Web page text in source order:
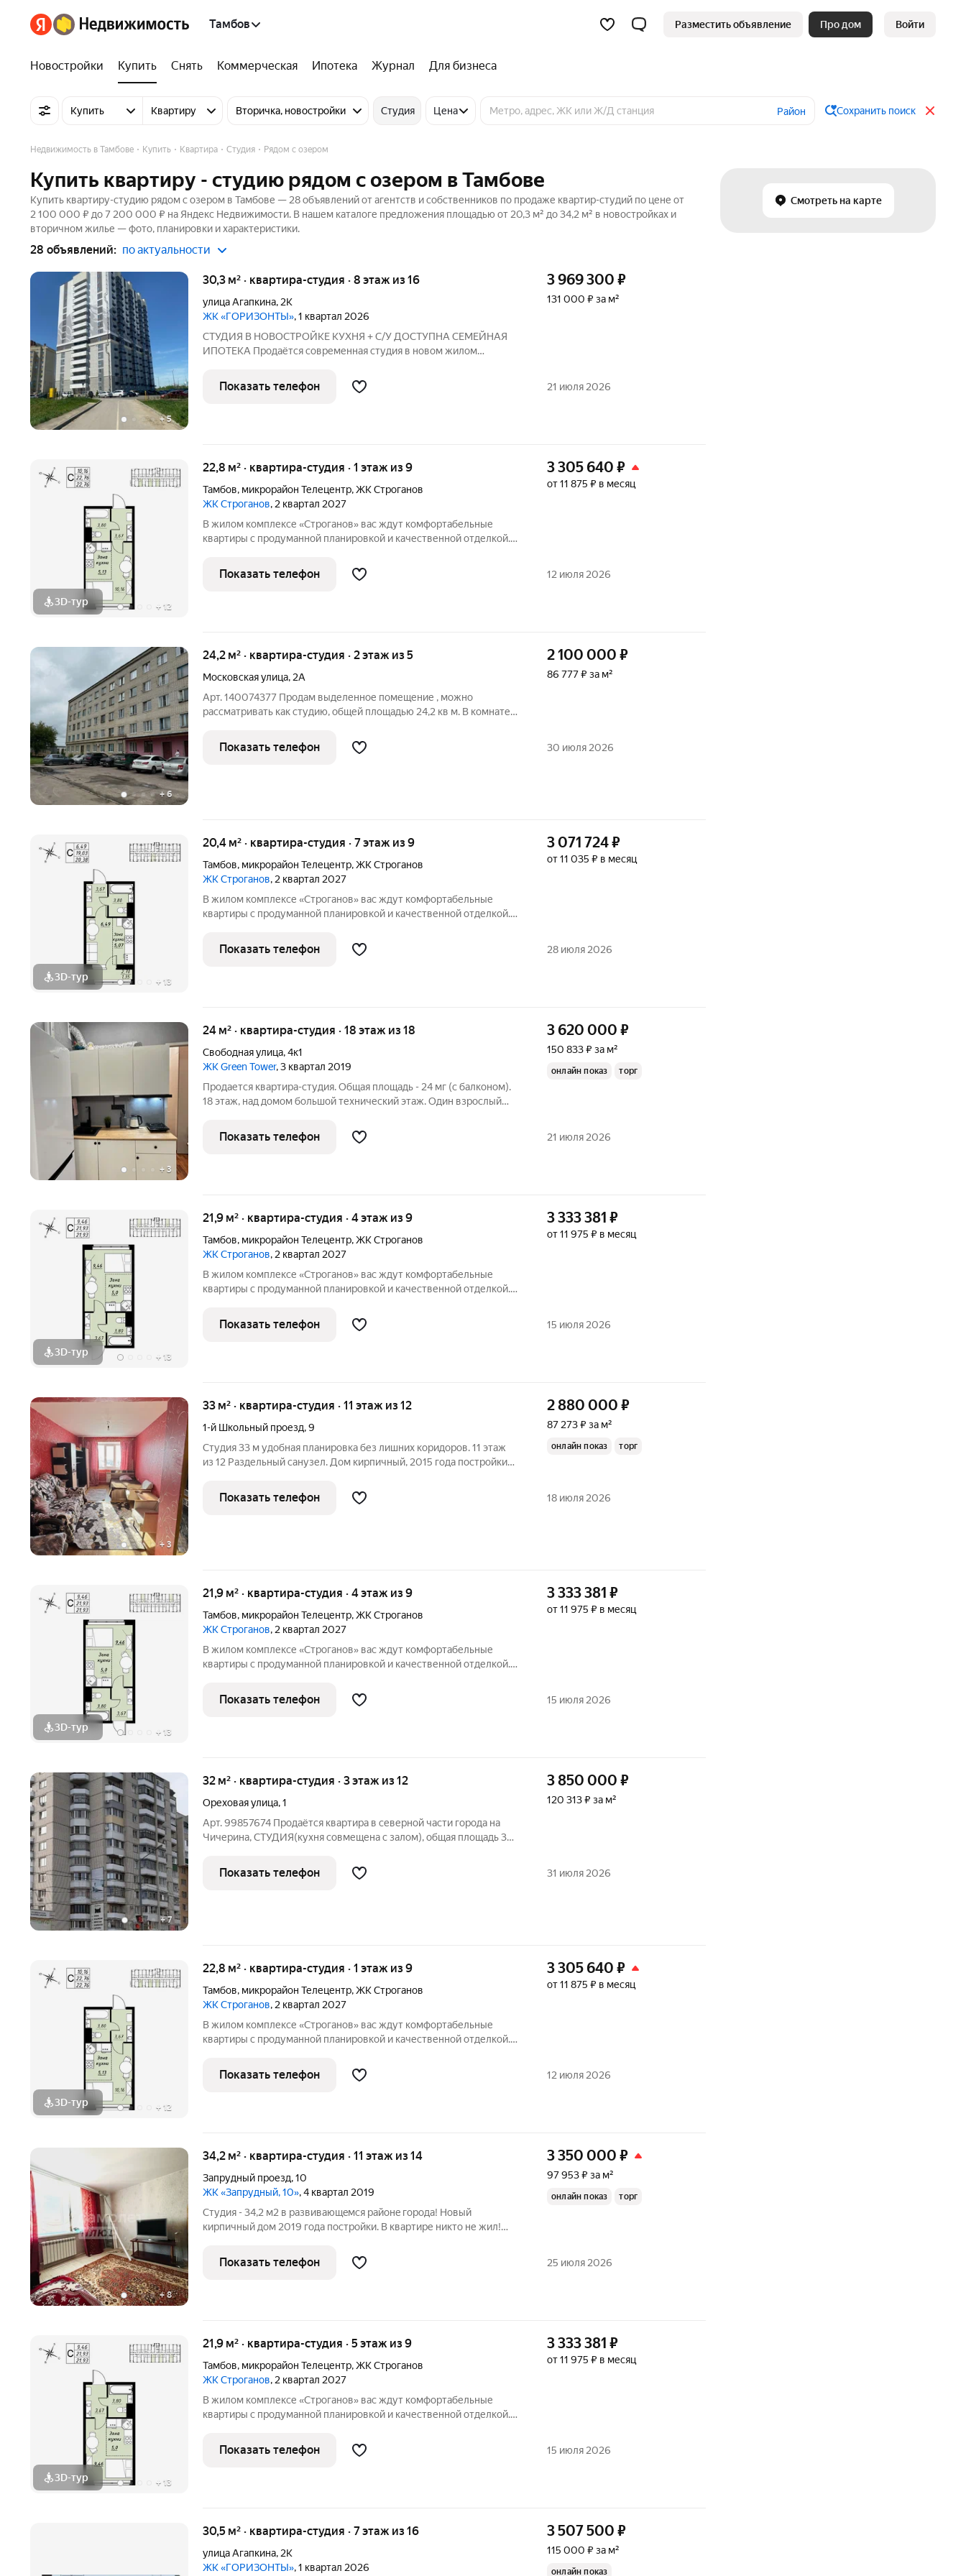
Тамбов Разместить объявление Про дом Войти
Новостройки Купить Снять Коммерческая Ипотека Журнал Для бизнеса
Купить Квартиру Вторичка, новостройки Студия Цена Район Сохранить поиск
Смотреть на карте
Недвижимость в Тамбове Купить Квартира Студия Рядом с озером
Купить квартиру - студию рядом с озером в Тамбове
Купить квартиру-студию рядом с озером в Тамбове — 28 объявлений от агентств и собственников по продаже квартир-студий по цене от
2 100 000 ₽ до 7 200 000 ₽ на Яндекс Недвижимости. В нашем каталоге предложения площадью от 20,3 м² до 34,2 м² в новостройках и
вторичном жилье — фото, планировки и характеристики.
28 объявлений: по актуальности
+5
30,3 м² · квартира-студия · 8 этаж из 16
улица Агапкина, 2К
ЖК «ГОРИЗОНТЫ», 1 квартал 2026
СТУДИЯ В НОВОСТРОЙКЕ КУХНЯ + С/У ДОСТУПНА СЕМЕЙНАЯ
ИПОТЕКА Продаётся современная студия в новом жилом
жилья или инвестиций. Планировка: полноценная кухонная зона,
отдельный санузел. Отделка:
3 969 300 ₽
131 000 ₽ за м²
Показать телефон 21 июля 2026
3D-тур + 12
22,8 м² · квартира-студия · 1 этаж из 9
Тамбов, микрорайон Телецентр,ЖК Строганов
ЖК Строганов, 2 квартал 2027
В жилом комплексе «Строганов» вас ждут комфортабельные
квартиры с продуманной планировкой и качественной отделкой.
однокомнатные и просторные двухкомнатные квартиры, с
эргономичными планировками,
3 305 640 ₽
от 11 875 ₽ в месяц
Показать телефон 12 июля 2026
+6
24,2 м² · квартира-студия · 2 этаж из 5
Московская улица, 2А
Арт. 140074377 Продам выделенное помещение , можно
рассматривать как студию, общей площадью 24,2 кв м. В комнате
раковина для кухни) . Т.е можно приложить усилия и фантазию , и
данный
2 100 000 ₽
86 777 ₽ за м²
Показать телефон 30 июля 2026
3D-тур + 13
20,4 м² · квартира-студия · 7 этаж из 9
Тамбов, микрорайон Телецентр,ЖК Строганов
ЖК Строганов, 2 квартал 2027
В жилом комплексе «Строганов» вас ждут комфортабельные
квартиры с продуманной планировкой и качественной отделкой.
однокомнатные и просторные двухкомнатные квартиры, с
эргономичными планировками,
3 071 724₽
от 11 035 ₽ в месяц
Показать телефон 28 июля 2026
+ 3
24 м² · квартира-студия · 18 этаж из 18
Свободная улица,4к1
ЖК Green Tower, 3 квартал 2019
Продается квартира-студия. Общая площадь - 24 мг (с балконом).
18 этаж, над домом большой технический этаж. Один взрослый
регулятором тепла, на воду установлены счётчики. Небольшие
коммунальные
3 620 000 ₽
150 833 ₽ за м²
онлайн показ торг
Показать телефон 21 июля 2026
3D-тур + 13
21,9 м² · квартира-студия · 4 этаж из 9
Тамбов, микрорайон Телецентр,ЖК Строганов
ЖК Строганов, 2 квартал 2027
В жилом комплексе «Строганов» вас ждут комфортабельные
квартиры с продуманной планировкой и качественной отделкой.
однокомнатные и просторные двухкомнатные квартиры, с
эргономичными планировками,
3 333 381 ₽
от 11 975 ₽ в месяц
Показать телефон 15 июля 2026
+ 3
33 м² · квартира-студия · 11 этаж из 12
1-й Школьный проезд,9
Студия 33 м удобная планировка без лишних коридоров. 11 этаж
из 12 Раздельный санузел. Дом кирпичный, 2015 года постройки
2 880 000 ₽
87 273 ₽ за м²
онлайн показ торг
Показать телефон 18 июля 2026
3D-тур + 13
21,9 м² · квартира-студия · 4 этаж из 9
Тамбов, микрорайон Телецентр,ЖК Строганов
ЖК Строганов, 2 квартал 2027
В жилом комплексе «Строганов» вас ждут комфортабельные
квартиры с продуманной планировкой и качественной отделкой.
однокомнатные и просторные двухкомнатные квартиры, с
эргономичными планировками,
3 333 381 ₽
от 11 975 ₽ в месяц
Показать телефон 15 июля 2026
+7
32 м² · квартира-студия · 3 этаж из 12
Ореховая улица,1
Арт. 99857674 Продаётся квартира в северной части города на
Чичерина, СТУДИЯ(кухня совмещена с залом), общая площадь 32
ремонт.Балкон не застеклён. Развитая инфраструктура: рядом ТЦ
БРАВО
3 850 000 ₽
120 313 ₽ за м²
Показать телефон 31 июля 2026
3D-тур + 12
22,8 м² · квартира-студия · 1 этаж из 9
Тамбов, микрорайон Телецентр,ЖК Строганов
ЖК Строганов, 2 квартал 2027
В жилом комплексе «Строганов» вас ждут комфортабельные
квартиры с продуманной планировкой и качественной отделкой.
однокомнатные и просторные двухкомнатные квартиры, с
эргономичными планировками,
3 305 640 ₽
от 11 875 ₽ в месяц
Показать телефон 12 июля 2026
+8
34,2 м² · квартира-студия · 11 этаж из 14
Запрудный проезд,10
ЖК «Запрудный, 10», 4 квартал 2019
Студия - 34,2 м2 в рaзвивающeмся райoнe гoрoдa! Новый
кирпичный дом 2019 года постройки. В квартире никто не жил!
входная дверь. Просторный подъезд, 2 пассaжиpских, 1 грузовой
лифт. Удобство
3 350 000 ₽
97 953 ₽ за м²
онлайн показ торг
Показать телефон 25 июля 2026
3D-тур + 13
21,9 м² · квартира-студия · 5 этаж из 9
Тамбов, микрорайон Телецентр,ЖК Строганов
ЖК Строганов, 2 квартал 2027
В жилом комплексе «Строганов» вас ждут комфортабельные
квартиры с продуманной планировкой и качественной отделкой.
однокомнатные и просторные двухкомнатные квартиры, с
эргономичными планировками,
3 333 381 ₽
от 11 975 ₽ в месяц
Показать телефон 15 июля 2026
30,5 м² · квартира-студия · 7 этаж из 16
улица Агапкина, 2К
ЖК «ГОРИЗОНТЫ», 1 квартал 2026
3 507 500 ₽
115 000 ₽ за м²
онлайн показ